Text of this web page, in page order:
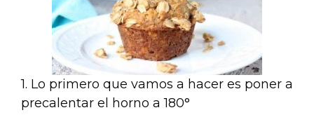
1. Lo primero que vamos a hacer es poner a
precalentar el horno a 180°